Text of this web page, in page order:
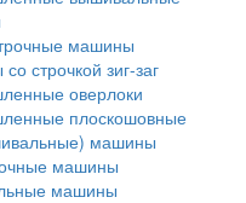
машины
строчкой зиг-заг
оверлоки
плоскошовные
машины
машины
машины